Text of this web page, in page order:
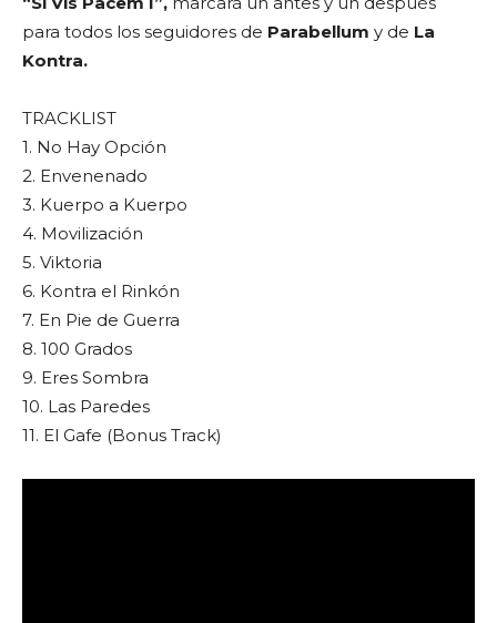
para todos los seguidores de Parabellum y de La
Kontra.
TRACKLIST
1. No Hay Opción
2. Envenenado
3. Kuerpo a Kuerpo
4. Movilización
5. Viktoria
6. Kontra el Rinkón
7. En Pie de Guerra
8. 100 Grados
9. Eres Sombra
10. Las Paredes
11. El Gafe (Bonus Track)